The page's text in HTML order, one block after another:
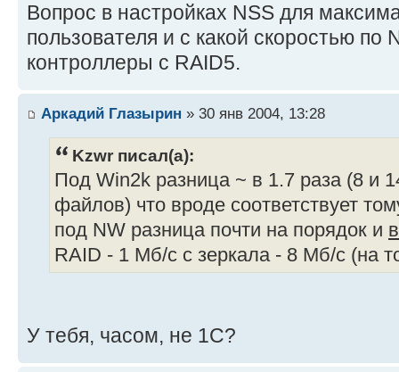
Вопрос в настройках NSS для
пользователя и с какой скоростью по
контроллеры с RAID5.
Аркадий Глазырин » 30 янв 2004, 13:28
Kzwr писал(а):
Под Win2k разница ~ в 1.7 раза (8 и
файлов) что вроде соответствует
под NW разница почти на порядок и
RAID - 1 Мб/c с зеркала - 8 Мб/c (на
У тебя, часом, не 1С?